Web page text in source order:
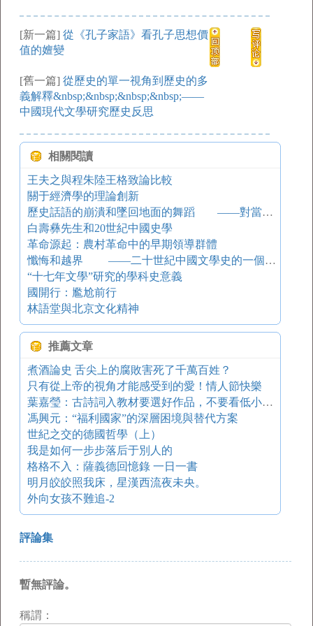
[新一篇] 從《孔子家語》看孔子思想價
值的嬗變
[舊一篇] 從歷史的單一視角到歷史的多
義解釋&nbsp;&nbsp;&nbsp;&nbsp;——
中國現代文學研究歷史反思
相關閱讀
王夫之與程朱陸王格致論比較
關于經濟學的理論創新
歷史話語的崩潰和墜回地面的舞蹈 ——對當前小說現象的探源與思索
白壽彝先生和20世紀中國史學
革命源起：農村革命中的早期領導群體
懺悔和越界 ——二十世紀中國文學史的一個側面
“十七年文學”研究的學科史意義
國開行：尷尬前行
林語堂與北京文化精神
推薦文章
煮酒論史 舌尖上的腐敗害死了千萬百姓？
只有從上帝的視角才能感受到的愛！情人節快樂
葉嘉瑩：古詩詞入教材要選好作品，不要看低小孩的智能
馮興元：“福利國家”的深層困境與替代方案
世紀之交的德國哲學（上）
我是如何一步步落后于別人的
格格不入：薩義德回憶錄 一日一書
明月皎皎照我床，星漢西流夜未央。
外向女孩不難追-2
評論集
暫無評論。
稱謂：